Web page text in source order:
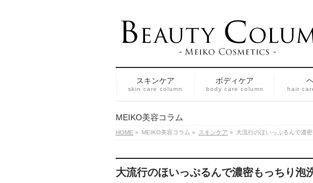
スキンケア
skin care column
ボディケア
body care column hair
MEIKO美容コラム
HOME » MEIKO美容コラム » スキンケア » 大流行のほいっぷるんで濃
大流行のほいっぷるんで濃密もっちり泡